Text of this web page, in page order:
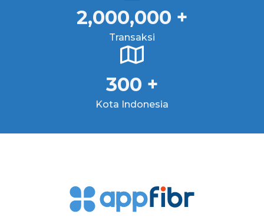
2,000,000 +
Transaksi
300 +
Kota Indonesia